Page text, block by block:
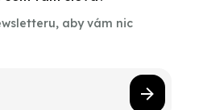
aby vám nic